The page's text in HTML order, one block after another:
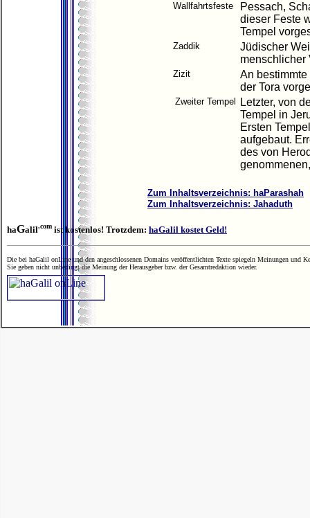
Wallfahrtsfeste
Pessach,
dieser Feste
Tempel
Zaddik
Jüdischer
menschlicher
Zizit
An
der Tora
Zweiter Tempel
Letzter, von
Tempel in
Ersten
aufgebaut.
des von
Zum Inhaltsverzeichnis: haParashah
Zum Inhaltsverzeichnis: Jahaduth
haGalil.com ist kostenlos! Trotzdem: haGalil kostet Geld!
Die bei haGalil onLine und den angeschlossenen Domains veröffentlichten Texte spiegeln Meinungen und
Sie geben nicht unbedingt die Meinung der Herausgeber bzw. der Gesamtredaktion wieder.